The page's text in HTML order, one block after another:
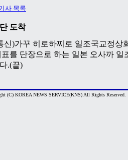
사 목록
도착
신)가꾸 히로하찌로 일조국교정상
를 단장으로 하는 일본 오사까 일
.(끝)
(C) KOREA NEWS SERVICE(KNS) All Rights Reserved.